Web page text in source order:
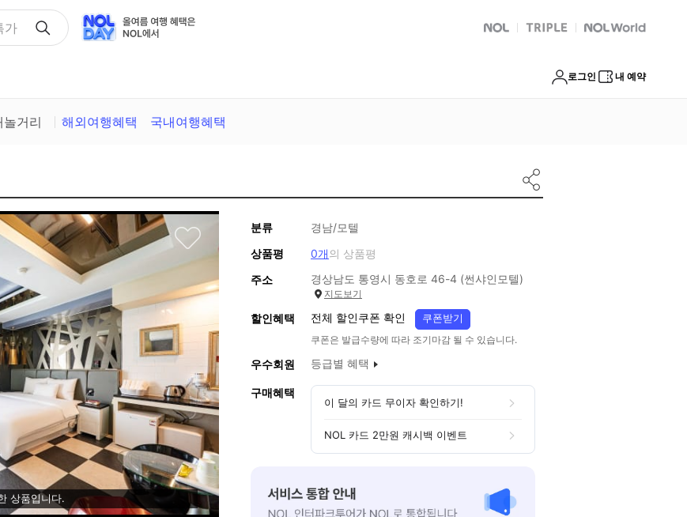
NOL 트리플 Global Interpark
로그인 내 예약
놀거리 해외여행혜택 국내여행혜택
상품입니다.
분류
경남/모텔
상품평
0개의 상품평
주소
경상남도 통영시 동호로 46-4 (썬샤인모텔)
지도보기
할인혜택 전체 할인쿠폰 확인 쿠폰받기
쿠폰은 발급수량에 따라 조기마감 될 수 있습니다.
우수회원 등급별 혜택
구매혜택
이 달의 카드 무이자 확인하기!
NOL 카드 2만원 캐시백 이벤트